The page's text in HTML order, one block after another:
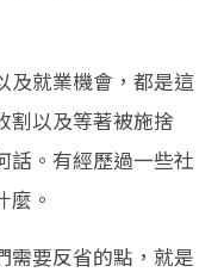
及就業機會，都是這
割以及等著被施捨
話。有經歷過一些社
麼。
需要反省的點，就是